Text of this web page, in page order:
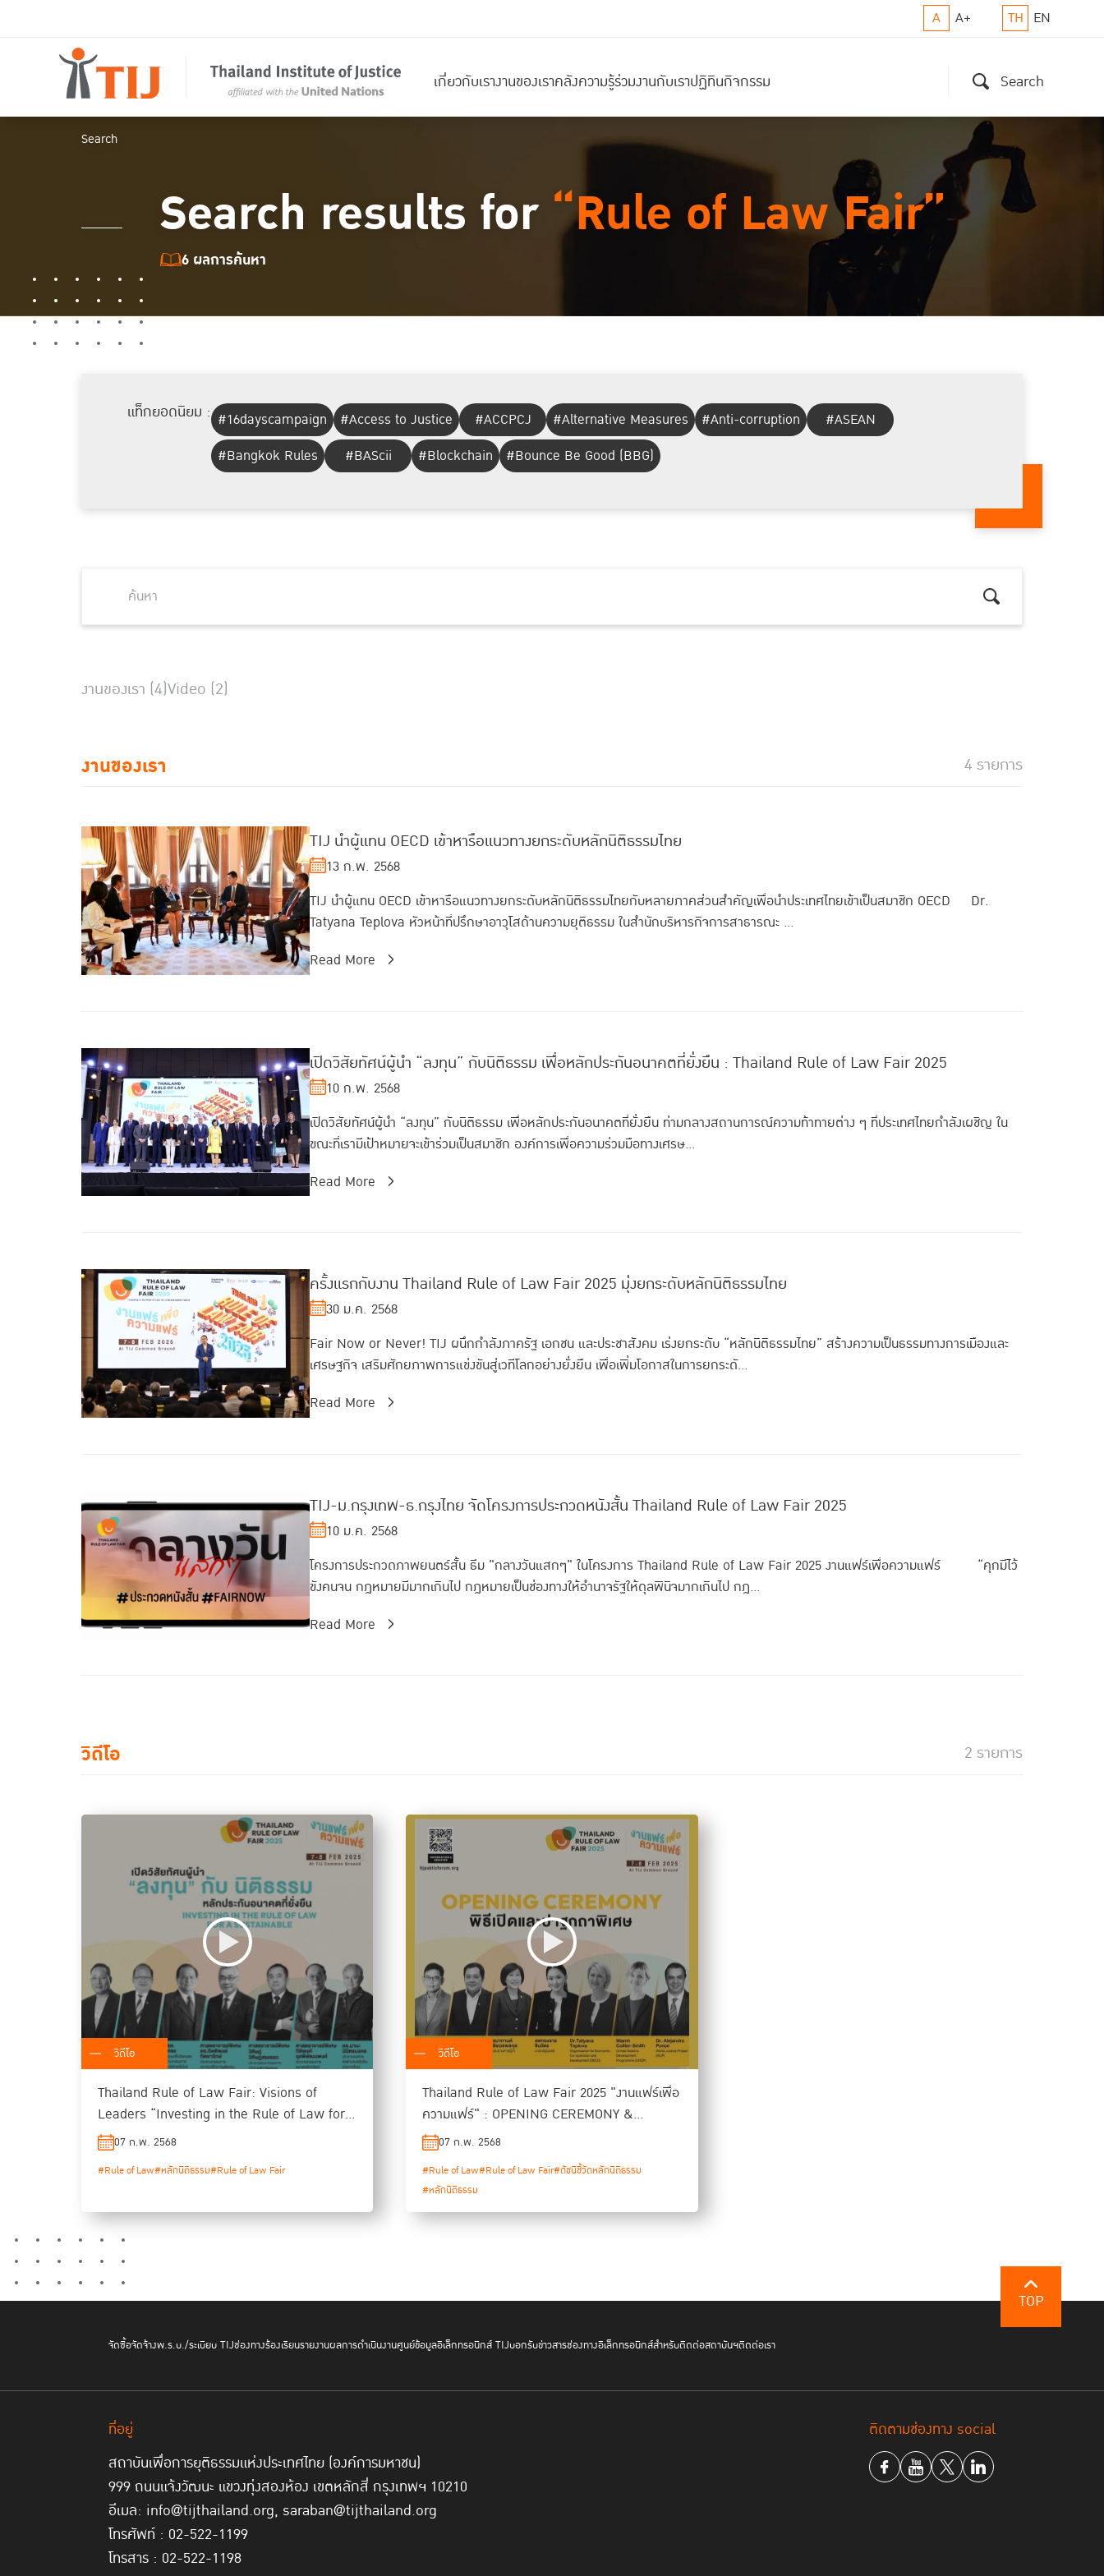
A A+ TH EN
เกี่ยวกับเรางานของเราคลังความรู้ร่วมงานกับเราปฏิทินกิจกรรม Search
Search
Search results for“Rule of Law Fair”
6 ผลการค้นหา
แท็กยอดนิยม : #16dayscampaign #Access to Justice #ACCPCJ #Alternative Measures #Anti-corruption
#ASEAN
#Bangkok Rules
#BAScii #Blockchain #Bounce Be Good (BBG)
งานของเรา (4)Video (2)
งานของเรา 4 รายการ
TIJ นำผู้แทน OECD เข้าหารือแนวทางยกระดับหลักนิติธรรมไทย
13 ก.พ. 2568
TIJ นำผู้แทน OECD เข้าหารือแนวทางยกระดับหลักนิติธรรมไทยกับหลายภาคส่วนสำคัญเพื่อนำประเทศไทยเข้าเป็นสมาชิก OECD Dr.
Tatyana Teplova หัวหน้าที่ปรึกษาอาวุโสด้านความยุติธรรม ในสำนักบริหารกิจการสาธารณะ ...
Read More
เปิดวิสัยทัศน์ผู้นำ “ลงทุน” กับนิติธรรม เพื่อหลักประกันอนาคตที่ยั่งยืน : Thailand Rule of Law Fair 2025
10 ก.พ. 2568
เปิดวิสัยทัศน์ผู้นำ “ลงทุน” กับนิติธรรม เพื่อหลักประกันอนาคตที่ยั่งยืน ท่ามกลางสถานการณ์ความท้าทายต่าง ๆ ที่ประเทศไทยกำลังเผชิญ ใน
ขณะที่เรามีเป้าหมายจะเข้าร่วมเป็นสมาชิก องค์การเพื่อความร่วมมือทางเศรษ...
Read More
ครั้งแรกกับงาน Thailand Rule of Law Fair 2025 มุ่งยกระดับหลักนิติธรรมไทย
30 ม.ค. 2568
Fair Now or Never! TIJ ผนึกกำลังภาครัฐ เอกชน และประชาสังคม เร่งยกระดับ “หลักนิติธรรมไทย” สร้างความเป็นธรรมทางการเมืองและ
เศรษฐกิจ เสริมศักยภาพการแข่งขันสู่เวทีโลกอย่างยั่งยืน เพื่อเพิ่มโอกาสในการยกระดั...
Read More
TIJ-ม.กรุงเทพ-ธ.กรุงไทย จัดโครงการประกวดหนังสั้น Thailand Rule of Law Fair 2025
10 ม.ค. 2568
โครงการประกวดภาพยนตร์สั้น ธีม "กลางวันแสกๆ" ในโครงการ Thailand Rule of Law Fair 2025 งานแฟร์เพื่อความแฟร์ “คุกมีไว้
ขังคนจน กฎหมายมีมากเกินไป กฎหมายเป็นช่องทางให้อำนาจรัฐให้ดุลพินิจมากเกินไป กฎ...
Read More
วิดีโอ 2 รายการ
วิดีโอ
Thailand Rule of Law Fair: Visions of
Leaders “Investing in the Rule of Law for a
Sustainable Future
07 ก.พ. 2568
#Rule of Law#หลักนิติธรรม#Rule of Law Fair
วิดีโอ
Thailand Rule of Law Fair 2025 "งานแฟร์เพื่อ
ความแฟร์" : OPENING CEREMONY &
KEYNOTE SESSION
07 ก.พ. 2568
#Rule of Law#Rule of Law Fair#ดัชนีชี้วัดหลักนิติธรรม
#หลักนิติธรรม
TOP
จัดซื้อจัดจ้างพ.ร.บ./ระเบียบ TIJช่องทางร้องเรียนรายงานผลการดำเนินงานศูนย์ข้อมูลอิเล็กทรอนิกส์ TIJบอกรับข่าวสารช่องทางอิเล็กทรอนิกส์สำหรับติดต่อสถาบันฯติดต่อเรา
ที่อยู่
สถาบันเพื่อการยุติธรรมแห่งประเทศไทย (องค์การมหาชน)
999 ถนนแจ้งวัฒนะ แขวงทุ่งสองห้อง เขตหลักสี่ กรุงเทพฯ 10210
อีเมล: info@tijthailand.org, saraban@tijthailand.org
โทรศัพท์ : 02-522-1199
โทรสาร : 02-522-1198
ติดตามช่องทาง social